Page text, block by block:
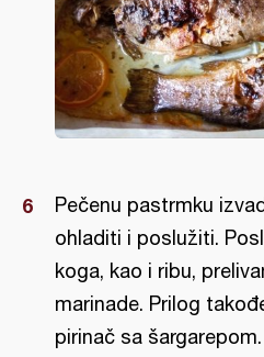
Pečenu pastrmku
ohladiti i poslužiti.
koga, kao i ribu,
marinade. Prilog
pirinač sa šargarepom.